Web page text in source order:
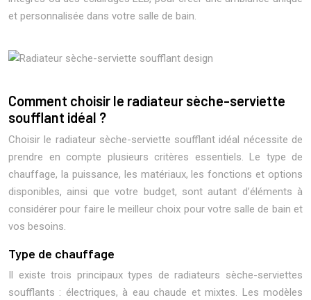
et personnalisée dans votre salle de bain.
Comment choisir le radiateur sèche-serviette
soufflant idéal ?
Choisir le radiateur sèche-serviette soufflant idéal nécessite de
prendre en compte plusieurs critères essentiels. Le type de
chauffage, la puissance, les matériaux, les fonctions et options
disponibles, ainsi que votre budget, sont autant d’éléments à
considérer pour faire le meilleur choix pour votre salle de bain et
vos besoins.
Type de chauffage
Il existe trois principaux types de radiateurs sèche-serviettes
soufflants : électriques, à eau chaude et mixtes. Les modèles